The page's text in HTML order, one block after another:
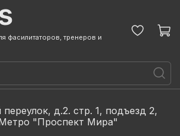
фасилитаторов, тренеров и
д.2. стр. 1, подъезд 2,
Метро "Проспект Мира"